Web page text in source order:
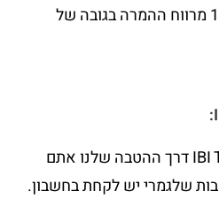
בעסקאות מתחת 15,000$ מרווח ההמרה בגובה של
בעת פתיחת חשבון IBI Trade דרך ההטבה שלנו אתם
שלגמרי יש לקחת בחשבון.